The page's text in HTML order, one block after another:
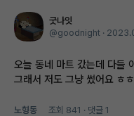
굿나잇
@goodnight ·
오늘 동네 마트 갔는데 다들
그래서 저도 그냥 썼어요 ㅎㅎ
노형동 조회 841 · 댓글 1